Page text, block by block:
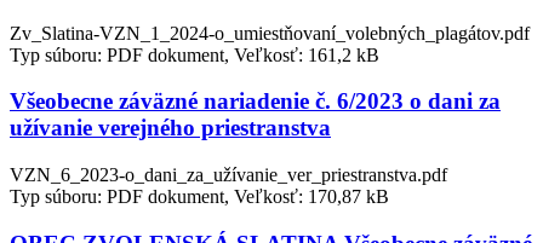
Zv_Slatina-VZN_1_2024-o_umiestňovaní_volebných_plagátov.pdf
Typ súboru: PDF dokument, Veľkosť: 161,2 kB
Všeobecne záväzné nariadenie č. 6/2023 o dani za
užívanie verejného priestranstva
VZN_6_2023-o_dani_za_užívanie_ver_priestranstva.pdf
Typ súboru: PDF dokument, Veľkosť: 170,87 kB